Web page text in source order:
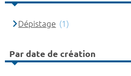
Dépistage (1)
Par date de création